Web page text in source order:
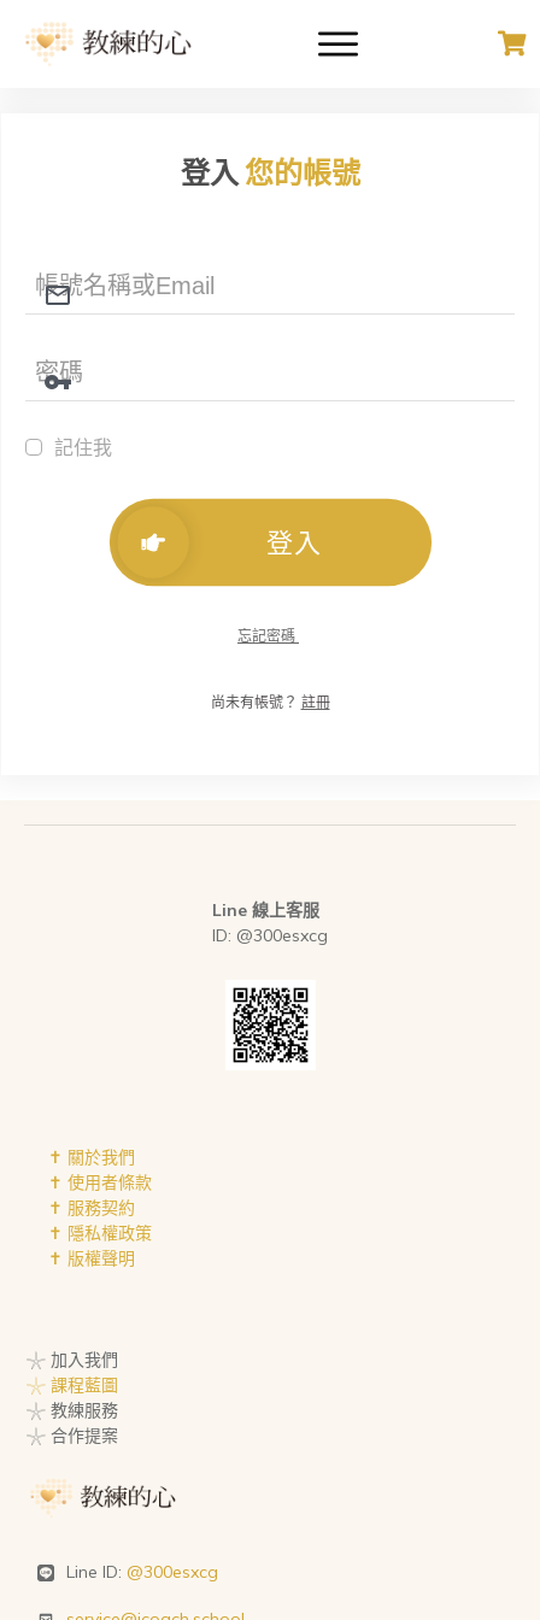
登入您的帳號
記住我
登入
忘記密碼
尚未有帳號？ 註冊
Line 線上客服
ID: @300esxcg
✝︎ 關於我們
✝︎ 使用者條款
✝︎ 服務契約
✝︎ 隱私權政策
✝︎ 版權聲明
𓇼 加入我們
𓇼 課程藍圖
𓇼 教練服務
𓇼 合作提案
Line ID: @300esxcg